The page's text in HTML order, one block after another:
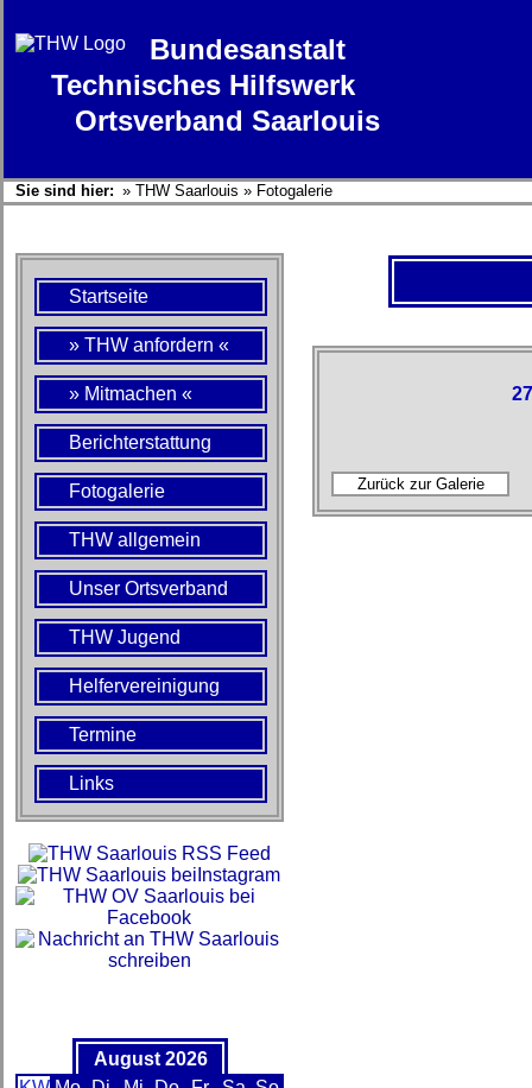
Bundesanstalt
Technisches Hilfswerk
Ortsverband Saarlouis
Sie sind hier: » THW Saarlouis » Fotogalerie
Startseite
» THW anfordern «
» Mitmachen «
Berichterstattung
Fotogalerie
THW allgemein
Unser Ortsverband
THW Jugend
Helfervereinigung
Termine
Links
August 2026